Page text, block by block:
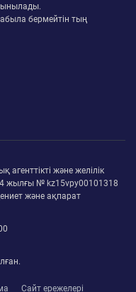
бермейтін тың
және желілік
жылғы № kz15vpy00101318
және ақпарат
Сайт ережелері